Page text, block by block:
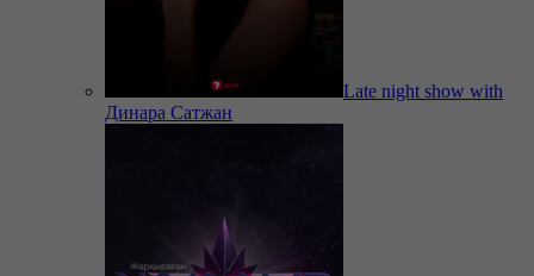
Late night show with
Динара Сатжан